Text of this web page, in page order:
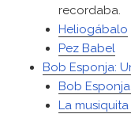
recordaba.
Heliogábalo
Pez Babel
Bob Esponja:
Bob
La